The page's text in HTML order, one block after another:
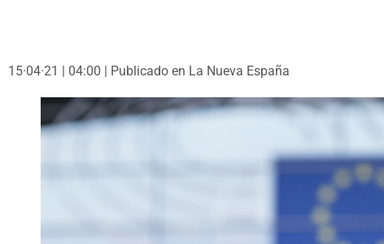
15·04·21 | 04:00 | Publicado en La Nueva España